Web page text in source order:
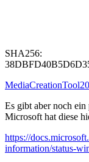
SHA256:
Es gibt aber noch
Microsoft hat diese
https://
information/status-